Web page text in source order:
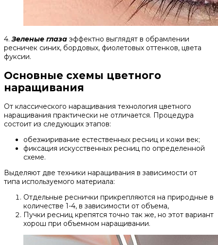
4.Зеленые глаза эффектно выглядят в обрамлении
ресничек синих, бордовых, фиолетовых оттенков, цвета
фуксии.
Основные схемы цветного
наращивания
От классического наращивания технология цветного
наращивания практически не отличается. Процедура
состоит из следующих этапов:
обезжиривание естественных ресниц и кожи век;
фиксация искусственных ресниц по определенной
схеме.
Выделяют две техники наращивания в зависимости от
типа используемого материала:
Отдельные реснички прикрепляются на природные в
количестве 1-4, в зависимости от объема,
Пучки ресниц крепятся точно так же, но этот вариант
хорош при объемном наращивании.